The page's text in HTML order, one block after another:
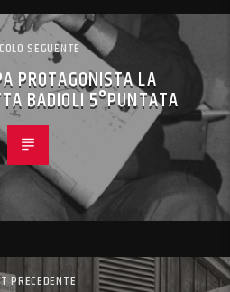
SEGUENTE
PROTAGONISTA LA
BADIOLI 5°PUNTATA
PRECEDENTE